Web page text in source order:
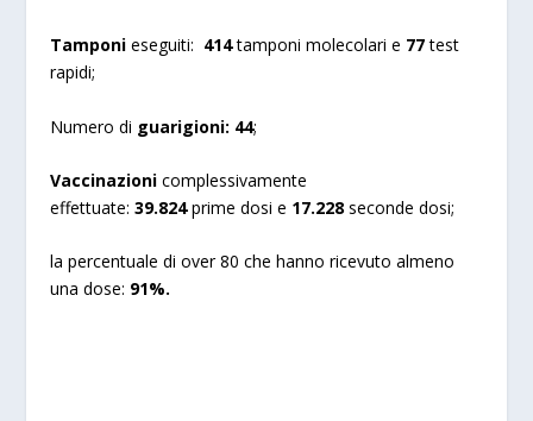
Tamponi eseguiti: 414tamponi molecolari e 77test
rapidi;
Numero di guarigioni: 44;
Vaccinazioni complessivamente
effettuate: 39.824prime dosi e 17.228seconde dosi;
la percentuale di over 80 che hanno ricevuto almeno
una dose: 91%.